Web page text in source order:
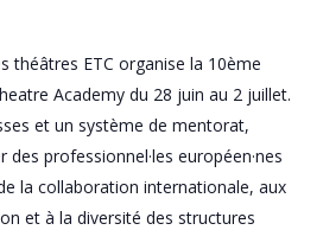
théâtres ETC organise la 10ème
Academy du 28 juin au 2 juillet.
et un système de mentorat,
des professionnel·les européen·nes
la collaboration internationale, aux
et à la diversité des structures